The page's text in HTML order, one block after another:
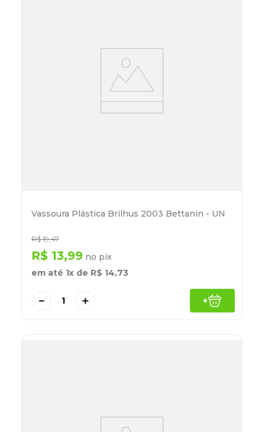
Vassoura Plástica Brilhus 2003 Bettanin - UN
R$ 19,47
R$ 13,99 no pix
em até 1x de R$ 14,73
＋
－ +